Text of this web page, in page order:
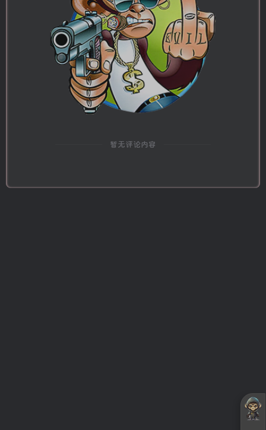
暂无评论内容